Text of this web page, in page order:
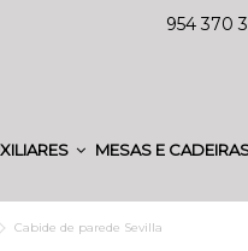
954 370
MESAS E
Cabide de parede Sevilla